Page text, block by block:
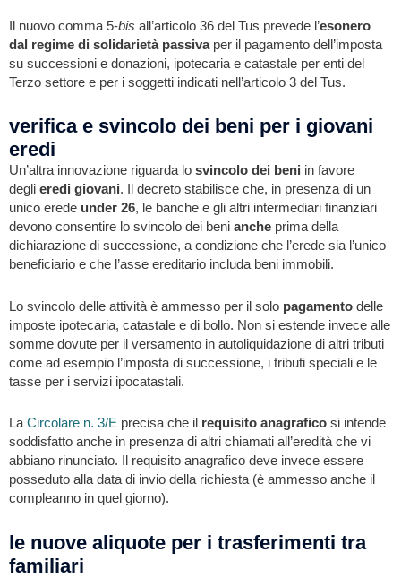
Il nuovo comma 5-bis all’articolo 36 del Tus prevede l’esonero
dal regime di solidarietà passivaper il pagamento dell’imposta
su successioni e donazioni, ipotecaria e catastale per enti del
Terzo settore e per i soggetti indicati nell’articolo 3 del Tus.
verifica e svincolo dei beni per i giovani
eredi
Un’altra innovazione riguarda lo svincolo dei beni in favore
degli eredi giovani. Il decreto stabilisce che, in presenza di un
unico erede under 26, le banche e gli altri intermediari finanziari
devono consentire lo svincolo dei beni anche prima della
dichiarazione di successione, a condizione che l’erede sia l’unico
beneficiario e che l’asse ereditario includa beni immobili.
Lo svincolo delle attività è ammesso per il solo pagamento delle
imposte ipotecaria, catastale e di bollo. Non si estende invece alle
somme dovute per il versamento in autoliquidazione di altri tributi
come ad esempio l’imposta di successione, i tributi speciali e le
tasse per i servizi ipocatastali.
La Circolare n. 3/E precisa che il requisito anagrafico si intende
soddisfatto anche in presenza di altri chiamati all’eredità che vi
abbiano rinunciato. Il requisito anagrafico deve invece essere
posseduto alla data di invio della richiesta (è ammesso anche il
compleanno in quel giorno).
le nuove aliquote per i trasferimenti tra
familiari